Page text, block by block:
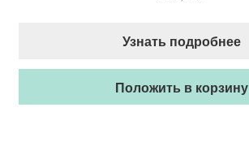
Узнать подробнее
Положить в корзину